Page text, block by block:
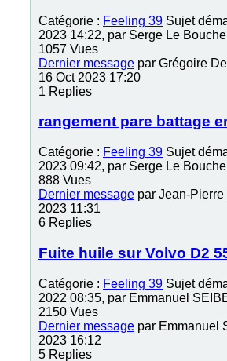
Catégorie : Feeling 39 Sujet
2023 14:22, par Serge Le
1057 Vues
Dernier message par Grégoire
16 Oct 2023 17:20
1 Replies
rangement pare battage
Catégorie : Feeling 39 Sujet
2023 09:42, par Serge Le
888 Vues
Dernier message par Jean-
2023 11:31
6 Replies
Fuite huile sur Volvo D2
Catégorie : Feeling 39 Sujet
2022 08:35, par Emmanuel
2150 Vues
Dernier message par Emmanuel
2023 16:12
5 Replies